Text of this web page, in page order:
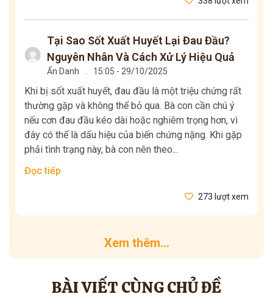
Tại Sao Sốt Xuất Huyết Lại Đau Đầu?
Nguyên Nhân Và Cách Xử Lý Hiệu Quả
Ẩn Danh 15:05 - 29/10/2025
Khi bị sốt xuất huyết, đau đầu là một triệu chứng rất
thường gặp và không thể bỏ qua. Bà con cần chú ý
nếu cơn đau đầu kéo dài hoặc nghiêm trọng hơn, vì
đây có thể là dấu hiệu của biến chứng nặng. Khi gặp
phải tình trạng này, bà con nên theo...
Đọc tiếp
273 lượt xem
Xem thêm...
BÀI VIẾT CÙNG CHỦ ĐỀ